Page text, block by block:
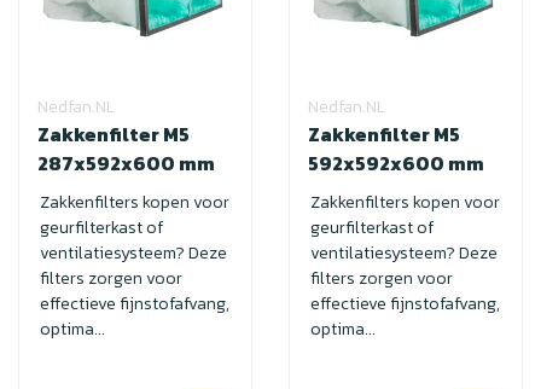
Nedfan.NL
Zakkenfilter M5
287x592x600 mm
Zakkenfilters kopen voor
geurfilterkast of
ventilatiesysteem? Deze
filters zorgen voor
effectieve fijnstofafvang,
optima...
Nedfan.NL
Zakkenfilter M5
592x592x600 mm
Zakkenfilters kopen voor
geurfilterkast of
ventilatiesysteem? Deze
filters zorgen voor
effectieve fijnstofafvang,
optima...